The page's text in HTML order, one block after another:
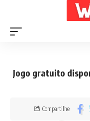
Jogo gratuito
Compartilhe